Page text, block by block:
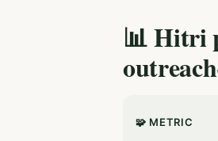
📊 Hitri
🧩 METRIC